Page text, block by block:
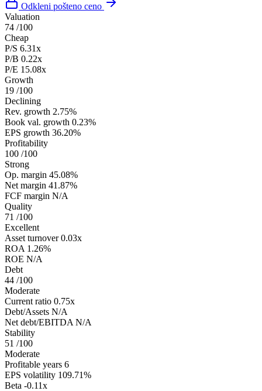
Odkleni pošteno ceno
Valuation
74 /100
Cheap
P/S 6.31x
P/B 0.22x
P/E 15.08x
Growth
19 /100
Declining
Rev. growth 2.75%
Book val. growth 0.23%
EPS growth 36.20%
Profitability
100 /100
Strong
Op. margin 45.08%
Net margin 41.87%
FCF margin N/A
Quality
71 /100
Excellent
Asset turnover 0.03x
ROA 1.26%
ROE N/A
Debt
44 /100
Moderate
Current ratio 0.75x
Debt/Assets N/A
Net debt/EBITDA N/A
Stability
51 /100
Moderate
Profitable years 6
EPS volatility 109.71%
Beta -0.11x